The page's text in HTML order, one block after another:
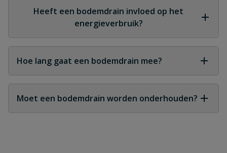
en polyester vijvers.
Heeft een bodemdrain invloed op het
energieverbruik?
Een goed ontworpen systeem kan juist efficiënter
werken en het energieverbruik van pompen
verlagen.
Hoe lang gaat een bodemdrain mee?
Bij normaal gebruik en correcte installatie kan een
bodemdrain tientallen jaren meegaan.
Moet een bodemdrain worden onderhouden?